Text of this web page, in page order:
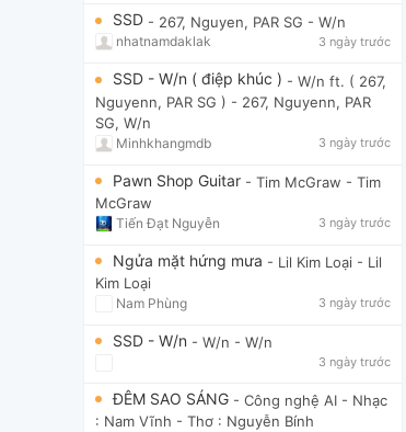
SSD - 267, Nguyen, PAR SG - W/n
nhatnamdaklak 3 ngày trước
SSD - W/n ( điệp khúc ) - W/n ft. ( 267,
Nguyenn, PAR SG ) - 267, Nguyenn, PAR
SG, W/n
Minhkhangmdb 3 ngày trước
Pawn Shop Guitar - Tim McGraw - Tim
McGraw
Tiến Đạt Nguyễn 3 ngày trước
Ngửa mặt hứng mưa - Lil Kim Loại - Lil
Kim Loại
Nam Phùng 3 ngày trước
SSD - W/n - W/n - W/n
3 ngày trước
ĐÊM SAO SÁNG - Công nghệ AI - Nhạc
: Nam Vĩnh - Thơ : Nguyễn Bính